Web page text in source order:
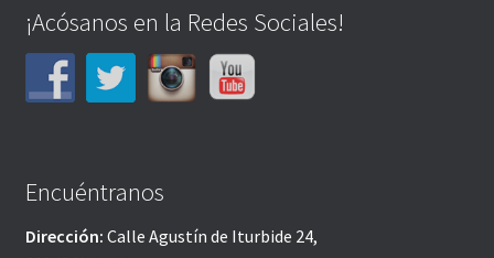
¡Acósanos en la Redes Sociales!
Encuéntranos
Dirección: Calle Agustín de Iturbide 24,